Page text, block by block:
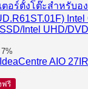
อร์ตั้งโต๊ะสำหรับอ
Intel
Intel UHD/
ฟรี